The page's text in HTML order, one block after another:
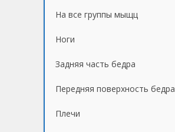
На все группы мыщц
Ноги
Задняя часть бедра
Передняя поверхность бедра
Плечи